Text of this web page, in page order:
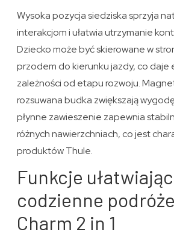
Wysoka pozycja siedziska sprzyja
interakcjom i ułatwia utrzymanie
Dziecko może być skierowane w
przodem do kierunku jazdy, co daje
zależności od etapu rozwoju.
rozsuwana budka zwiększają
płynne zawieszenie zapewnia
różnych nawierzchniach, co jest
produktów Thule.
Funkcje
codzienne
Charm 2 in 1